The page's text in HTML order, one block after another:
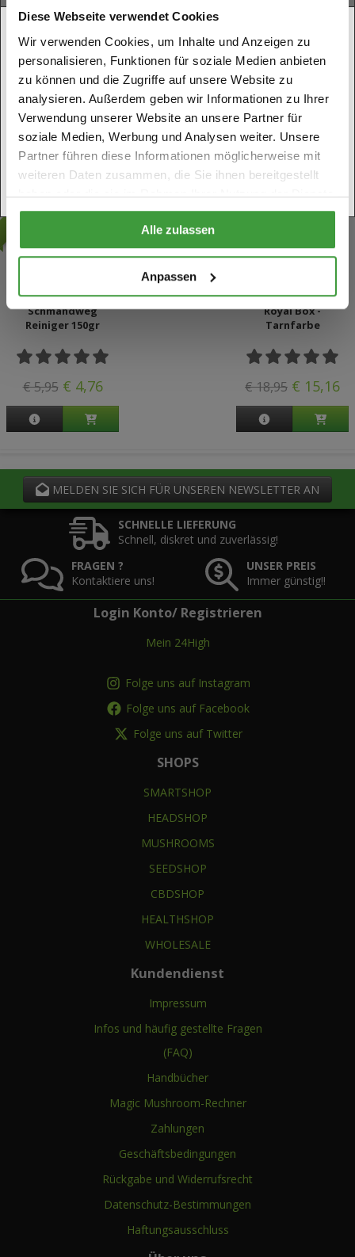
Diese Webseite verwendet Cookies
Wir verwenden Cookies, um Inhalte und Anzeigen zu
personalisieren, Funktionen für soziale Medien anbieten
zu können und die Zugriffe auf unsere Website zu
analysieren. Außerdem geben wir Informationen zu Ihrer
Verwendung unserer Website an unsere Partner für
soziale Medien, Werbung und Analysen weiter. Unsere
Partner führen diese Informationen möglicherweise mit
weiteren Daten zusammen, die Sie ihnen bereitgestellt
haben oder die sie im Rahmen Ihrer Nutzung der Dienste
gesammelt haben.
Alle zulassen
Anpassen
Bist du 18 Jahre oder älter?
Sie müssen mindestens 18 Jahre alt sein, um diese
Website zu betreten.
Bitte bestätigen Sie Ihr Alter.
JA, ich bin 18 Jahre oder älter
NEIN, ich bin noch keine
18 Jahre alt
Durchmesser: 5,5cm
Abbildung: University of Cannabis
Inhalt:
Square Box (8x11cm) University of Cannabis
Ähnliche Artikel
VERKAUF
Schmandweg
Reiniger 150gr
€ 5,95€ 4,76
VERKAUF
Royal Box -
Tarnfarbe
€ 18,95 € 15,16
MELDEN SIE SICH FÜR UNSEREN NEWSLETTER AN
SCHNELLE LIEFERUNG
Schnell, diskret und zuverlässig!
FRAGEN ?
Kontaktiere uns!
UNSER PREIS
Immer günstig!!
Login Konto/ Registrieren
Mein 24High
Folge uns auf Instagram
Folge uns auf Facebook
Folge uns auf Twitter
SHOPS
SMARTSHOP
HEADSHOP
MUSHROOMS
SEEDSHOP
CBDSHOP
HEALTHSHOP
WHOLESALE
Kundendienst
Impressum
Infos und häufig gestellte Fragen
(FAQ)
Handbücher
Magic Mushroom-Rechner
Zahlungen
Geschäftsbedingungen
Rückgabe und Widerrufsrecht
Datenschutz-Bestimmungen
Haftungsausschluss